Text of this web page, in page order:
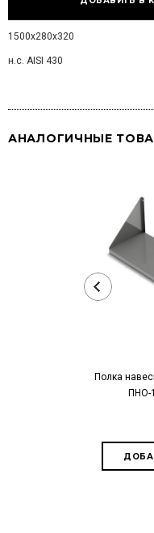
1500х280х320
н.с. AISI 430
АНАЛОГИЧНЫЕ
Полка
ПНО-